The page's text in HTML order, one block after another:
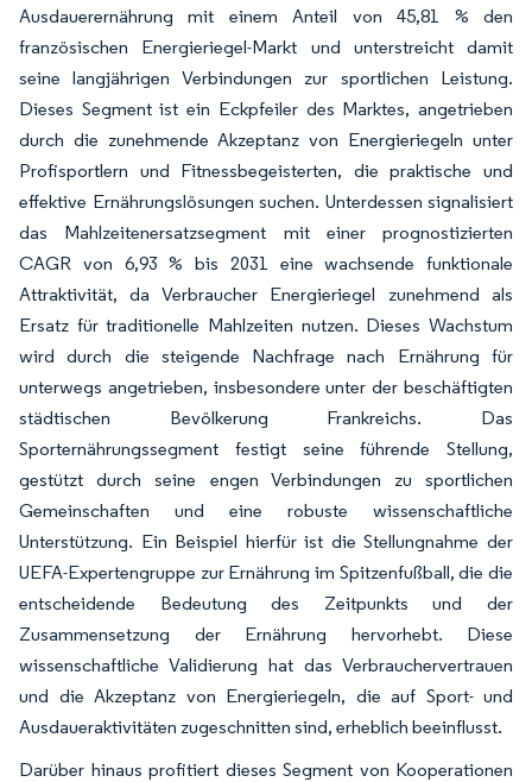
Ausdauerernährung mit einem Anteil von 45,81 % den
französischen Energieriegel-Markt und unterstreicht damit
seine langjährigen Verbindungen zur sportlichen Leistung.
Dieses Segment ist ein Eckpfeiler des Marktes, angetrieben
durch die zunehmende Akzeptanz von Energieriegeln unter
Profisportlern und Fitnessbegeisterten, die praktische und
effektive Ernährungslösungen suchen. Unterdessen signalisiert
das Mahlzeitenersatzsegment mit einer prognostizierten
CAGR von 6,93 % bis 2031 eine wachsende funktionale
Attraktivität, da Verbraucher Energieriegel zunehmend als
Ersatz für traditionelle Mahlzeiten nutzen. Dieses Wachstum
wird durch die steigende Nachfrage nach Ernährung für
unterwegs angetrieben, insbesondere unter der beschäftigten
städtischen Bevölkerung Frankreichs. Das
Sporternährungssegment festigt seine führende Stellung,
gestützt durch seine engen Verbindungen zu sportlichen
Gemeinschaften und eine robuste wissenschaftliche
Unterstützung. Ein Beispiel hierfür ist die Stellungnahme der
UEFA-Expertengruppe zur Ernährung im Spitzenfußball, die die
entscheidende Bedeutung des Zeitpunkts und der
Zusammensetzung der Ernährung hervorhebt. Diese
wissenschaftliche Validierung hat das Verbrauchervertrauen
und die Akzeptanz von Energieriegeln, die auf Sport- und
Ausdaueraktivitäten zugeschnitten sind, erheblich beeinflusst.
Darüber hinaus profitiert dieses Segment von Kooperationen